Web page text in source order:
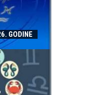
GODINE